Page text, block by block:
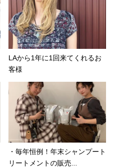
LAから1年に1回来てくれるお
客様
・⁣⁣毎年恒例！年末シャンプート
リートメントの販売...